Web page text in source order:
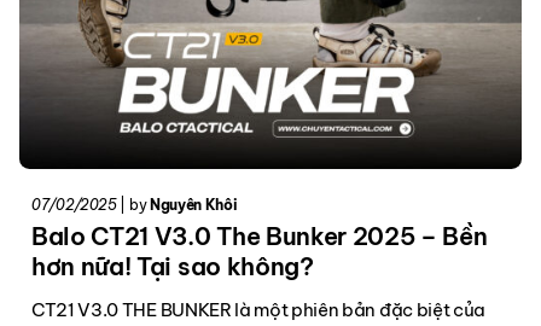
07/02/2025| by Nguyên Khôi
Balo CT21 V3.0 The Bunker 2025 – Bền
hơn nữa! Tại sao không?
CT21 V3.0 THE BUNKER là một phiên bản đặc biệt của